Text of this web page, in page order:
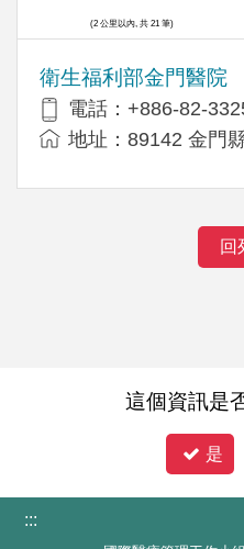
衛生福利部金門醫院
電話：+886-82-
地址：89142 金門
(2 公里以內, 共 21 筆)
回
這個資訊是
是
:::